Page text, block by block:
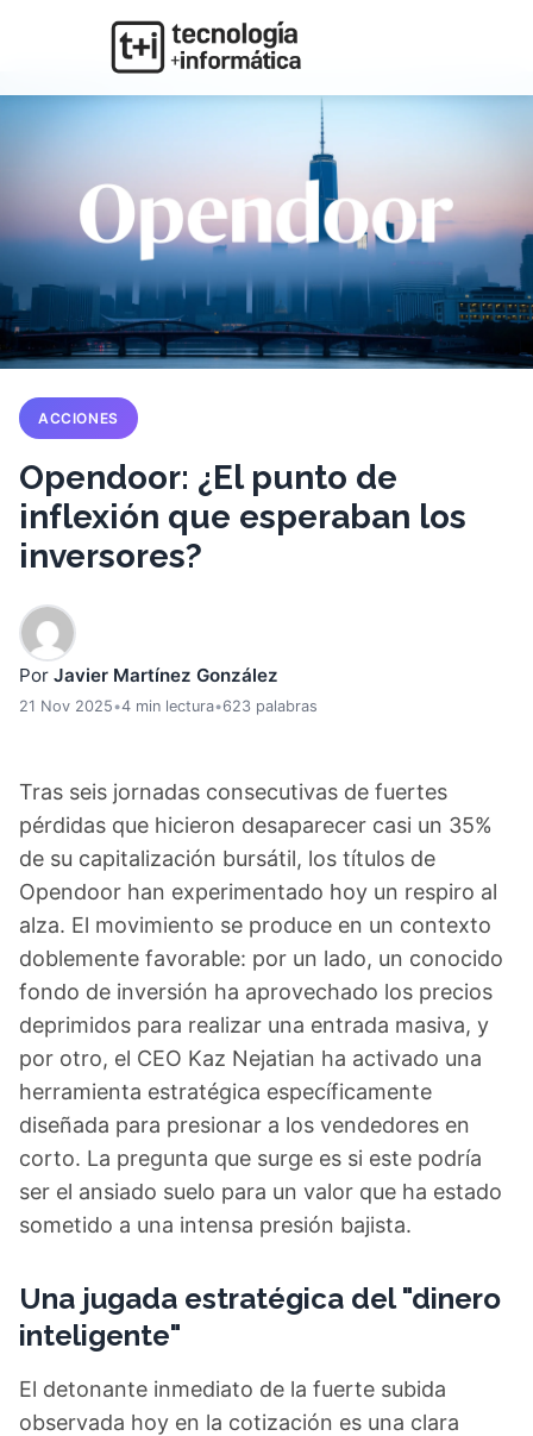
ACCIONES
Opendoor: ¿El punto de
inflexión que esperaban los
inversores?
Por Javier Martínez González
21 Nov 2025•4 min lectura•623 palabras
Tras seis jornadas consecutivas de fuertes
pérdidas que hicieron desaparecer casi un 35%
de su capitalización bursátil, los títulos de
Opendoor han experimentado hoy un respiro al
alza. El movimiento se produce en un contexto
doblemente favorable: por un lado, un conocido
fondo de inversión ha aprovechado los precios
deprimidos para realizar una entrada masiva, y
por otro, el CEO Kaz Nejatian ha activado una
herramienta estratégica específicamente
diseñada para presionar a los vendedores en
corto. La pregunta que surge es si este podría
ser el ansiado suelo para un valor que ha estado
sometido a una intensa presión bajista.
Una jugada estratégica del "dinero
inteligente"
El detonante inmediato de la fuerte subida
observada hoy en la cotización es una clara